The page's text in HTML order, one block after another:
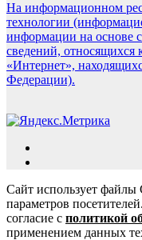
На информационном
технологии
информации на основе
сведений, относящихся
«Интернет»,
Федерации).
Сайт использует файлы
параметров
согласие с политикой
применением данных